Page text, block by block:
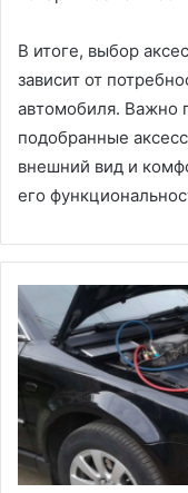
В итоге, выбор
зависит от
автомобиля. Важно
подобранные
внешний вид и
его